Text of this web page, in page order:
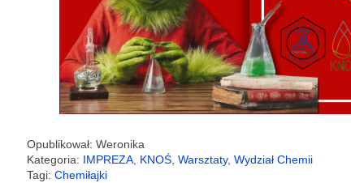
Opublikował: Weronika
Kategoria: IMPREZA, KNOŚ,Warsztaty,Wydział Chemii
Tagi:Chemiłajki